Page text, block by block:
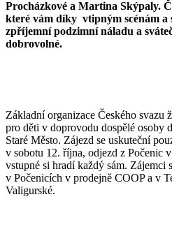
Procházkové a Martina Skýpaly.
které vám díky vtipným scénám
zpříjemní podzimní náladu a
dobrovolné.
Základní organizace Českého svazu
pro děti v doprovodu dospělé
Staré Město. Zájezd se uskuteční
v sobotu 12. října, odjezd z Počenic
vstupné si hradí každý sám. Zájemci
v Počenicích v prodejně COOP a v
Valigurské.